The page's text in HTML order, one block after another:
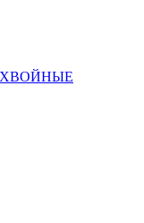
ХВОЙНЫЕ